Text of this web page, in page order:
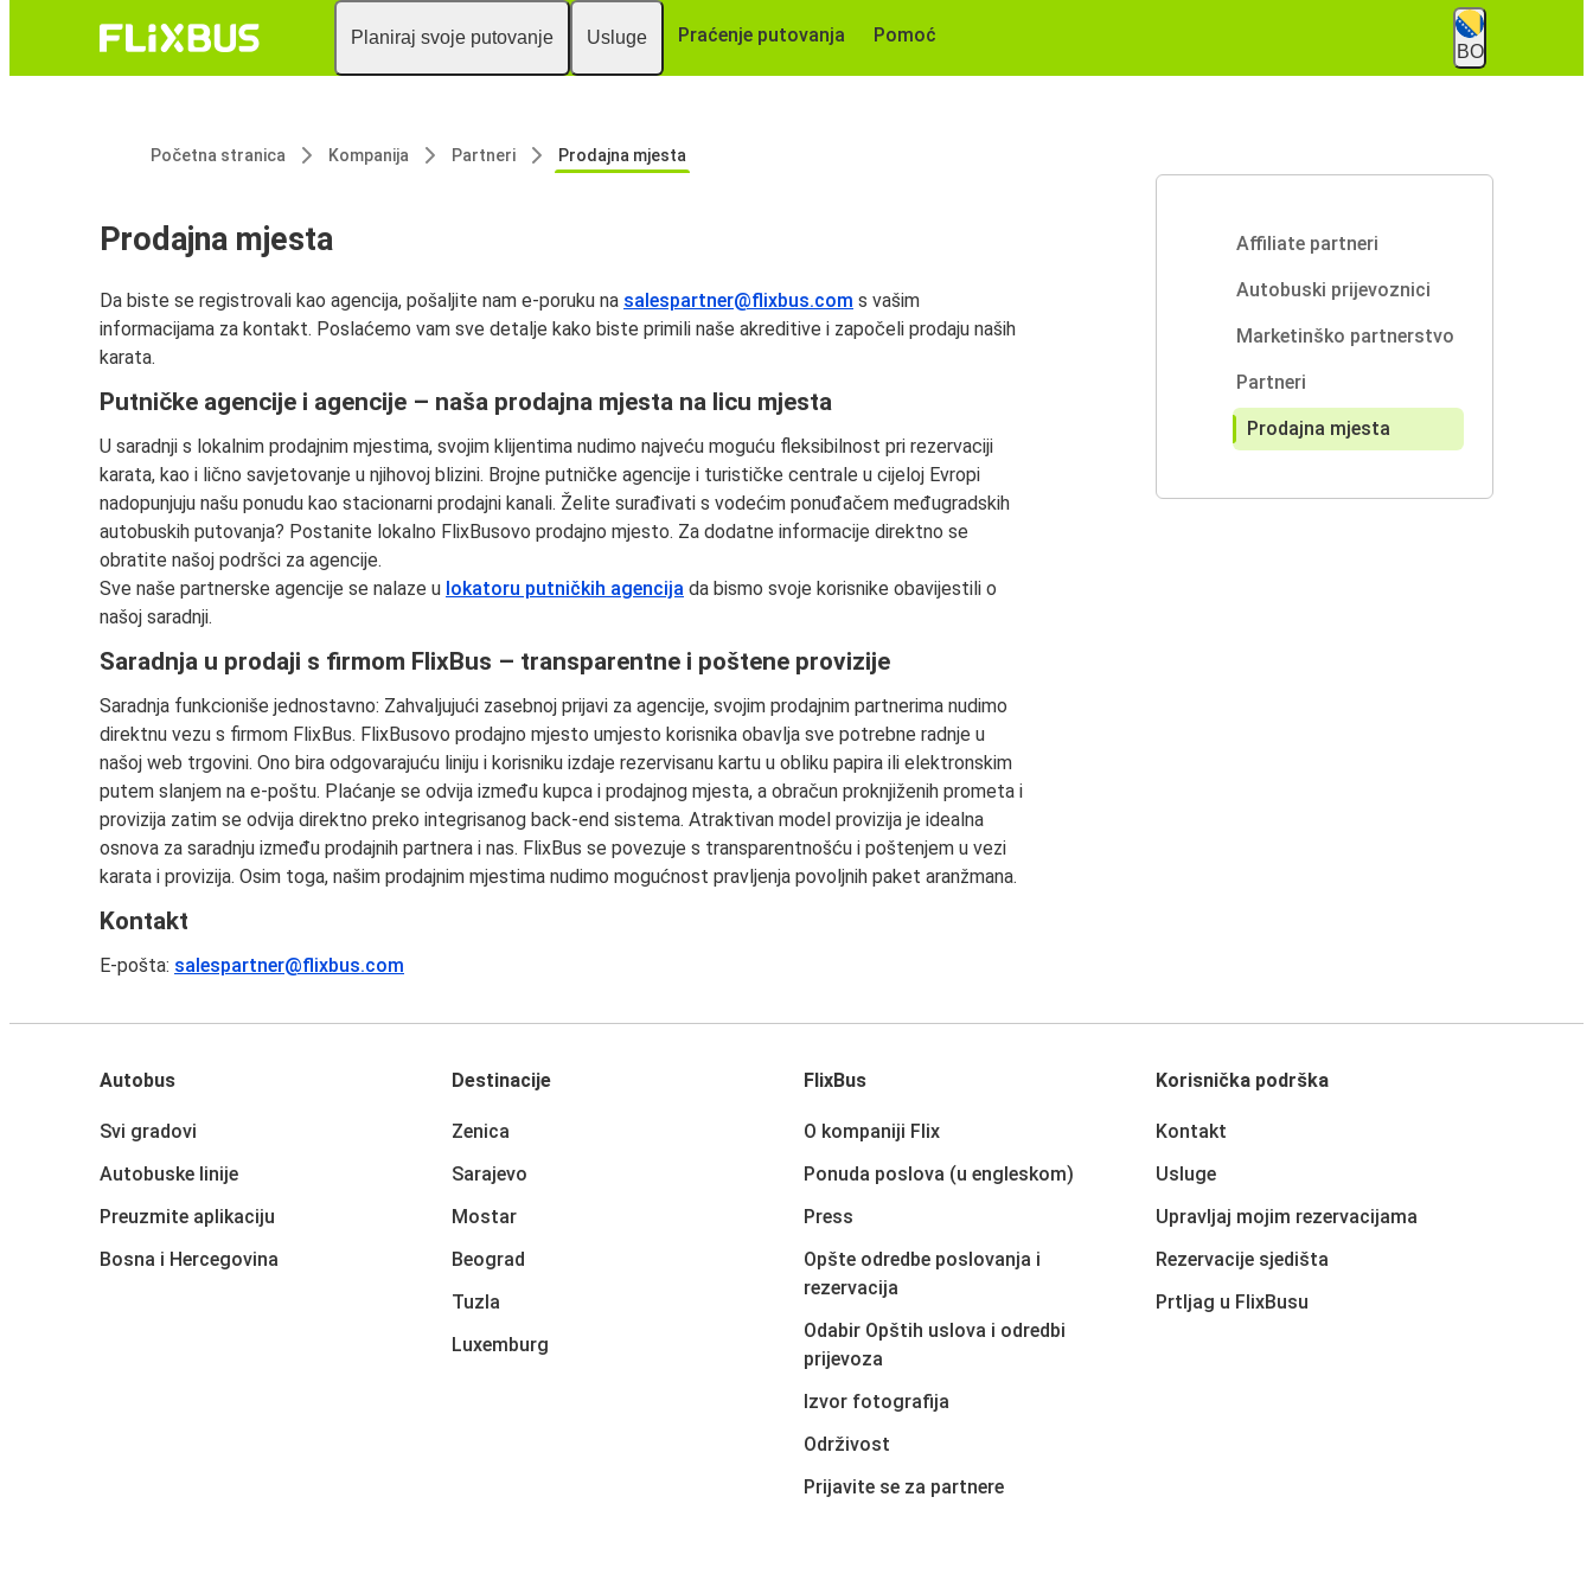
Planiraj svoje putovanje Usluge Praćenje putovanja Pomoć
BO
Početna stranica Kompanija Partneri Prodajna mjesta
Prodajna mjesta
Da biste se registrovali kao agencija, pošaljite nam e-poruku na salespartner@flixbus.com s vašim
informacijama za kontakt. Poslaćemo vam sve detalje kako biste primili naše akreditive i započeli prodaju naših
karata.
Putničke agencije i agencije – naša prodajna mjesta na licu mjesta
U saradnji s lokalnim prodajnim mjestima, svojim klijentima nudimo najveću moguću fleksibilnost pri rezervaciji
karata, kao i lično savjetovanje u njihovoj blizini. Brojne putničke agencije i turističke centrale u cijeloj Evropi
nadopunjuju našu ponudu kao stacionarni prodajni kanali. Želite surađivati s vodećim ponuđačem međugradskih
autobuskih putovanja? Postanite lokalno FlixBusovo prodajno mjesto. Za dodatne informacije direktno se
obratite našoj podršci za agencije.
Sve naše partnerske agencije se nalaze u lokatoru putničkih agencija da bismo svoje korisnike obavijestili o
našoj saradnji.
Saradnja u prodaji s firmom FlixBus – transparentne i poštene provizije
Saradnja funkcioniše jednostavno: Zahvaljujući zasebnoj prijavi za agencije, svojim prodajnim partnerima nudimo
direktnu vezu s firmom FlixBus. FlixBusovo prodajno mjesto umjesto korisnika obavlja sve potrebne radnje u
našoj web trgovini. Ono bira odgovarajuću liniju i korisniku izdaje rezervisanu kartu u obliku papira ili elektronskim
putem slanjem na e-poštu. Plaćanje se odvija između kupca i prodajnog mjesta, a obračun proknjiženih prometa i
provizija zatim se odvija direktno preko integrisanog back-end sistema. Atraktivan model provizija je idealna
osnova za saradnju između prodajnih partnera i nas. FlixBus se povezuje s transparentnošću i poštenjem u vezi
karata i provizija. Osim toga, našim prodajnim mjestima nudimo mogućnost pravljenja povoljnih paket aranžmana.
Kontakt
E-pošta: salespartner@flixbus.com
Affiliate partneri
Autobuski prijevoznici
Marketinško partnerstvo
Partneri
Prodajna mjesta
Autobus
Svi gradovi
Autobuske linije
Preuzmite aplikaciju
Bosna i Hercegovina
Destinacije
Zenica
Sarajevo
Mostar
Beograd
Tuzla
Luxemburg
FlixBus
O kompaniji Flix
Ponuda poslova (u engleskom)
Press
Opšte odredbe poslovanja i
rezervacija
Odabir Opštih uslova i odredbi
prijevoza
Izvor fotografija
Održivost
Prijavite se za partnere
Korisnička podrška
Kontakt
Usluge
Upravljaj mojim rezervacijama
Rezervacije sjedišta
Prtljag u FlixBusu